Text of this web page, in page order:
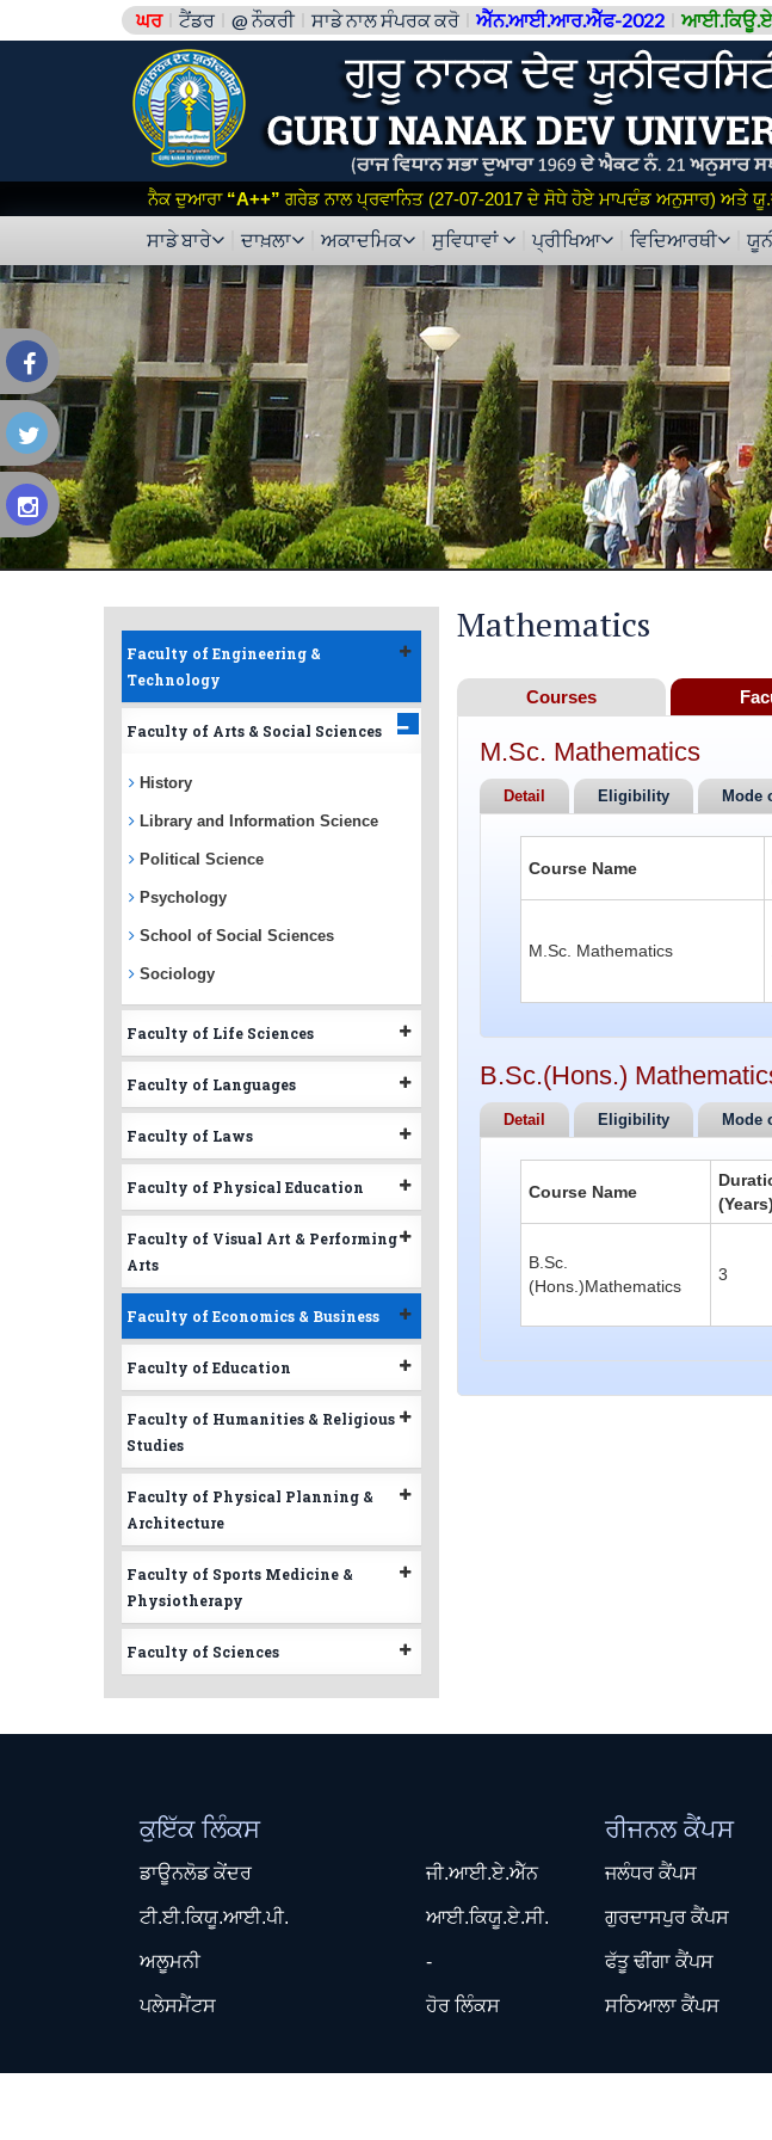
ਘਰ ਟੈਂਡਰ @ ਨੌਕਰੀ ਸਾਡੇ ਨਾਲ ਸੰਪਰਕ ਕਰੋ ਐੱਨ.ਆਈ.ਆਰ.ਐੱਫ-2022
ਨੈਕ ਦੁਆਰਾ “A++” ਗਰੇਡ ਨਾਲ ਪ੍ਰਵਾਨਿਤ (27-07-2017 ਦੇ ਸੋਧੇ ਹੋਏ ਮਾਪਦੰਡ ਅਨੁਸਾਰ) ਅਤੇ
ਸਾਡੇ ਬਾਰੇ ਦਾਖ਼ਲਾ ਅਕਾਦਮਿਕ ਸੁਵਿਧਾਵਾਂ ਪ੍ਰੀਖਿਆ ਵਿਦਿਆਰਥੀ
Faculty of Engineering &
Technology
Faculty of Arts & Social Sciences
History
Library and Information Science
Political Science
Psychology
School of Social Sciences
Sociology
Faculty of Life Sciences
Faculty of Languages
Faculty of Laws
Faculty of Physical Education
Faculty of Visual Art & Performing
Arts
Faculty of Economics & Business
Faculty of Education
Faculty of Humanities & Religious
Studies
Faculty of Physical Planning &
Architecture
Faculty of Sports Medicine &
Physiotherapy
Faculty of Sciences
Mathematics
Courses
M.Sc. Mathematics
Detail Eligibility Mode
Course Name
M.Sc. Mathematics
B.Sc.(Hons.)
Detail Eligibility Mode
Course Name
(Years)
B.Sc.
(Hons.)Mathematics
3
ਕੁਇੱਕ ਲਿੰਕਸ
ਡਾਊਨਲੋਡ ਕੇਂਦਰ
ਟੀ.ਈ.ਕਿਯੂ.ਆਈ.ਪੀ.
ਅਲੂਮਨੀ
ਪਲੇਸਮੈਂਟਸ
ਜੀ.ਆਈ.ਏ.ਐੱਨ
ਆਈ.ਕਿਯੂ.ਏ.ਸੀ.
-
ਹੋਰ ਲਿੰਕਸ
ਰੀਜਨਲ ਕੈਂਪਸ
ਜਲੰਧਰ ਕੈਂਪਸ
ਗੁਰਦਾਸਪੁਰ ਕੈਂਪਸ
ਫੱਤੂ ਢੀਂਗਾ ਕੈਂਪਸ
ਸਠਿਆਲਾ ਕੈਂਪਸ